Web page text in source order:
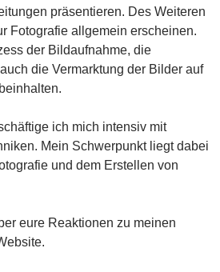
präsentieren. Des Weiteren
Fotografie allgemein erscheinen.
der Bildaufnahme, die
die Vermarktung der Bilder auf
ich mich intensiv mit
Mein Schwerpunkt liegt dabei
und dem Erstellen von
eure Reaktionen zu meinen